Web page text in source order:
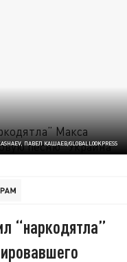
ПАВЕЛ КАШАЕВ/GLOBALLOOKPRESS
“наркодятла”